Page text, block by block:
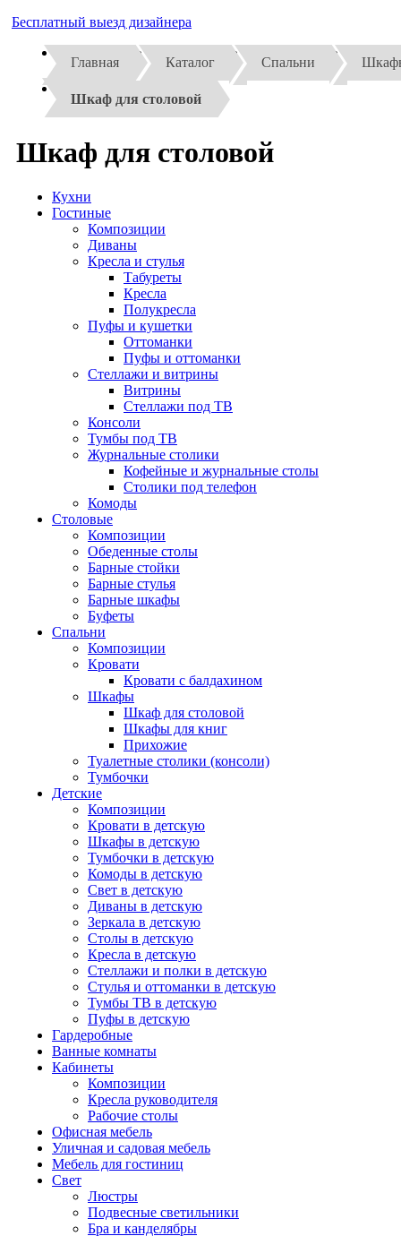
Бесплатный выезд дизайнера
Главная Каталог Спальни
Шкаф для столовой
Шкаф для столовой
Кухни
Гостиные
Композиции
Диваны
Кресла и стулья
Табуреты
Кресла
Полукресла
Пуфы и кушетки
Оттоманки
Пуфы и оттоманки
Стеллажи и витрины
Витрины
Стеллажи под ТВ
Консоли
Тумбы под ТВ
Журнальные столики
Кофейные и журнальные столы
Столики под телефон
Комоды
Столовые
Композиции
Обеденные столы
Барные стойки
Барные стулья
Барные шкафы
Буфеты
Спальни
Композиции
Кровати
Кровати с балдахином
Шкафы
Шкаф для столовой
Шкафы для книг
Прихожие
Туалетные столики (консоли)
Тумбочки
Детские
Композиции
Кровати в детскую
Шкафы в детскую
Тумбочки в детскую
Комоды в детскую
Свет в детскую
Диваны в детскую
Зеркала в детскую
Столы в детскую
Кресла в детскую
Стеллажи и полки в детскую
Стулья и оттоманки в детскую
Тумбы ТВ в детскую
Пуфы в детскую
Гардеробные
Ванные комнаты
Кабинеты
Композиции
Кресла руководителя
Рабочие столы
Офисная мебель
Уличная и садовая мебель
Мебель для гостиниц
Свет
Люстры
Подвесные светильники
Бра и канделябры